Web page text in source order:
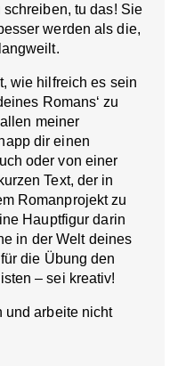
tu das! Sie
werden als die,
wie hilfreich es sein
Romans‘ zu
meiner
dir einen
oder von einer
Text, der in
Romanprojekt zu
Hauptfigur darin
in der Welt deines
die Übung den
– sei kreativ!
und arbeite nicht